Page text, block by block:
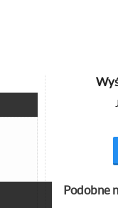
Podobne